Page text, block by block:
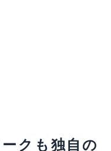
クも独自の